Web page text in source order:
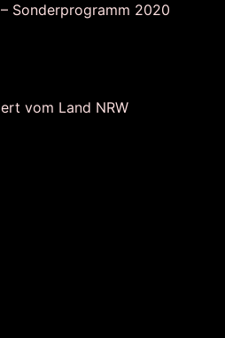
Sonderprogramm 2020
vom Land NRW